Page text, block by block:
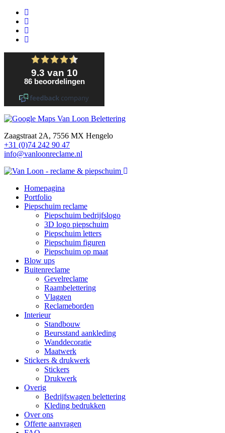
Zaagstraat 2A, 7556 MX Hengelo
+31 (0)74 242 90 47
info@vanloonreclame.nl
Homepagina
Portfolio
Piepschuim reclame
Piepschuim bedrijfslogo
3D logo piepschuim
Piepschuim letters
Piepschuim figuren
Piepschuim op maat
Blow ups
Buitenreclame
Gevelreclame
Raambelettering
Vlaggen
Reclameborden
Interieur
Standbouw
Beursstand aankleding
Wanddecoratie
Maatwerk
Stickers & drukwerk
Stickers
Drukwerk
Overig
Bedrijfswagen belettering
Kleding bedrukken
Over ons
Offerte aanvragen